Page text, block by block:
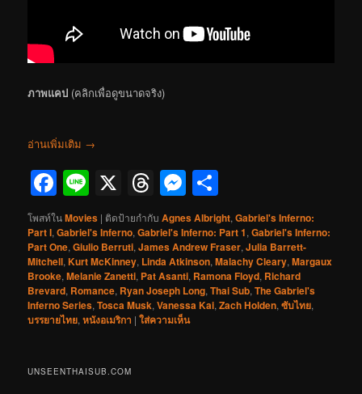
ภาพแคป (คลิกเพื่อดูขนาดจริง)
อ่านเพิ่มเติม →
Facebook
Line
X Threads
Messenger
โพสท์ในMovies | ติดป้ายกำกับ Agnes Albright,Gabriel's Inferno:
Part I,Gabriel's Inferno,Gabriel's Inferno: Part 1,Gabriel's Inferno:
Part One,Giulio Berruti,James Andrew Fraser,Julia Barrett-
Mitchell,Kurt McKinney, Linda Atkinson,Malachy Cleary,Margaux
Brooke,Melanie Zanetti, Pat Asanti, Ramona Floyd, Richard
Brevard, Romance, Ryan Joseph Long,Thai Sub,The Gabriel's
Inferno Series,Tosca Musk,Vanessa Kai,Zach Holden,ซับไทย,
บรรยายไทย,หนังอเมริกา |ใส่ความเห็น
UNSEENTHAISUB.COM